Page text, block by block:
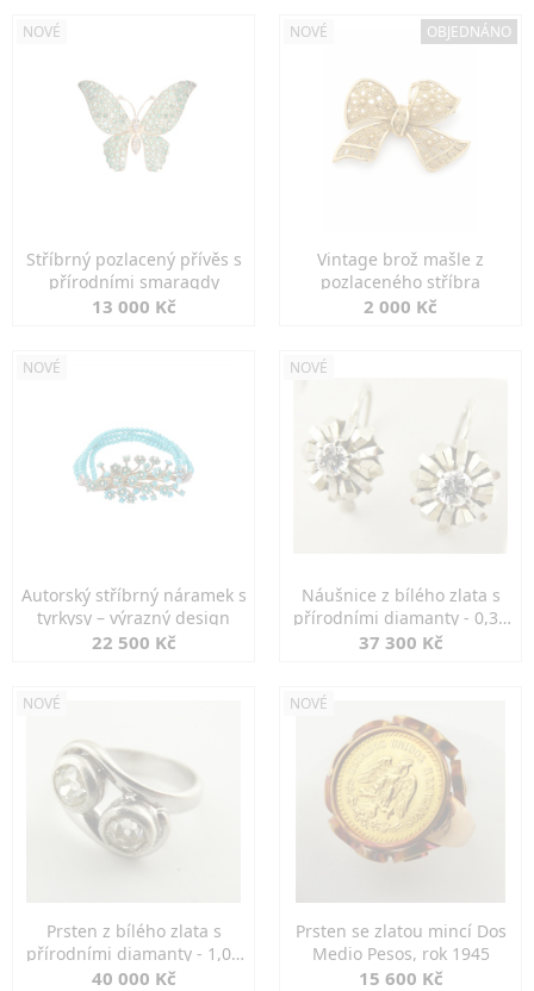
NOVÉ
Stříbrný pozlacený přívěs s
přírodními smaragdy
13 000 Kč
NOVÉ OBJEDNÁNO
Vintage brož mašle z
pozlaceného stříbra
2 000 Kč
NOVÉ
Autorský stříbrný náramek s
tyrkysy – výrazný design
22 500 Kč
NOVÉ
Náušnice z bílého zlata s
přírodními diamanty - 0,30
ct
37 300 Kč
NOVÉ
Prsten z bílého zlata s
přírodními diamanty - 1,00
ct
40 000 Kč
NOVÉ
Prsten se zlatou mincí Dos
Medio Pesos, rok 1945
15 600 Kč